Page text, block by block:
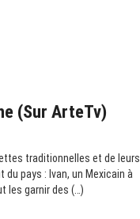
(sur ArteTv)
traditionnelles et de leurs
pays : Ivan, un Mexicain à
les garnir des (…)